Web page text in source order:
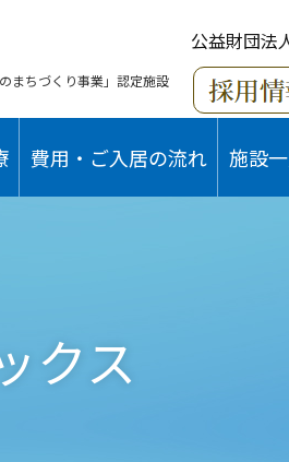
公益財団法
まちづくり事業」認定施設
費用・ご入居の流れ 施設
クス